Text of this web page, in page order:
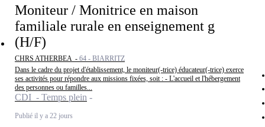
Moniteur / Monitrice en maison
familiale rurale en enseignement g
(H/F)
CHRS ATHERBEA - 64 - BIARRITZ
Dans le cadre du projet d'établissement, le moniteur(-trice) éducateur(-trice) exerce
ses activités pour répondre aux missions fixées, soit : - L'accueil et l'hébergement
des personnes ou familles...
CDI - Temps plein
Publié il y a 22 jours